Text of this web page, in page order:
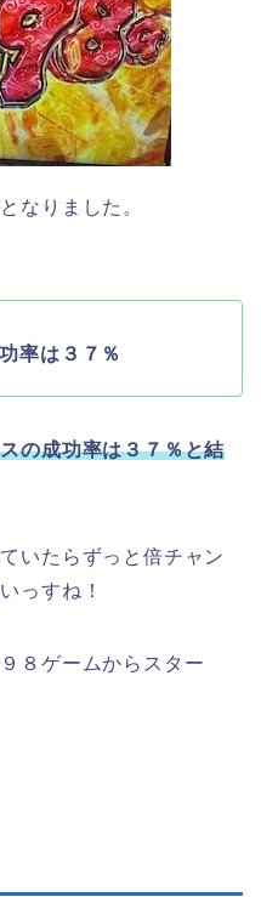
なりました。
率は３７％
の成功率は３７％と結
いたらずっと倍チャン
っすね！
８ゲームからスター